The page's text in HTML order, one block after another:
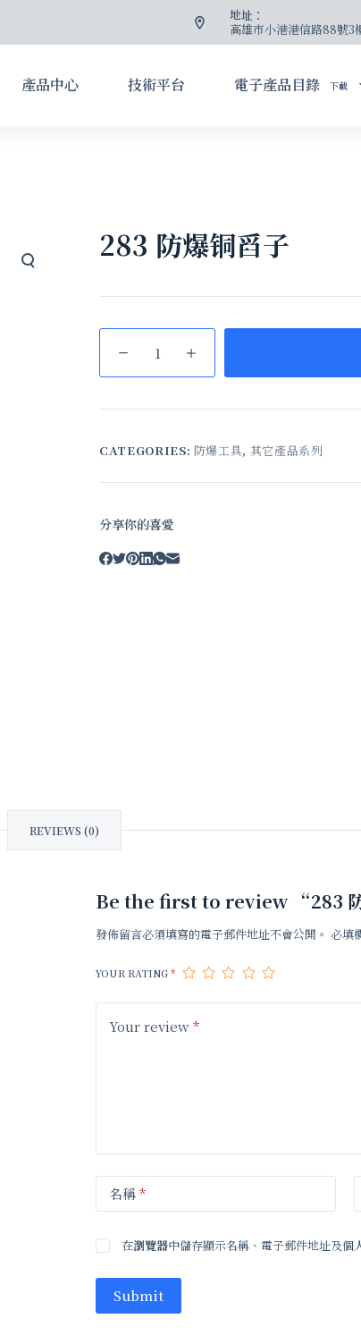
地址：
高雄市小港港信路88號3
產品中心 技術平台 電子產品目錄 下載
283 防爆铜舀子
CATEGORIES: 防爆工具, 其它產品系列
分享你的喜愛
REVIEWS (0)
Be the first to review “283 防
發佈留言必須填寫的電子郵件地址不會公開。 必填
YOUR RATING*
Your review*
名稱*
在瀏覽器中儲存顯示名稱、電子郵件地址及個
Submit